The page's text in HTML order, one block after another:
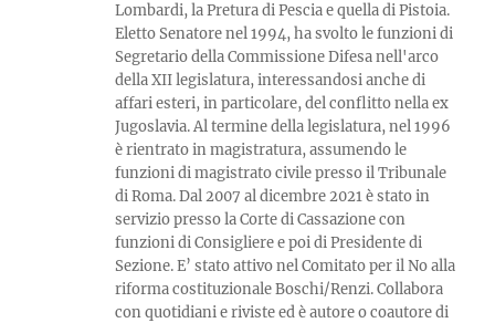
Lombardi, la Pretura di Pescia e quella di Pistoia.
Eletto Senatore nel 1994, ha svolto le funzioni di
Segretario della Commissione Difesa nell'arco
della XII legislatura, interessandosi anche di
affari esteri, in particolare, del conflitto nella ex
Jugoslavia. Al termine della legislatura, nel 1996
è rientrato in magistratura, assumendo le
funzioni di magistrato civile presso il Tribunale
di Roma. Dal 2007 al dicembre 2021 è stato in
servizio presso la Corte di Cassazione con
funzioni di Consigliere e poi di Presidente di
Sezione. E’ stato attivo nel Comitato per il No alla
riforma costituzionale Boschi/Renzi. Collabora
con quotidiani e riviste ed è autore o coautore di